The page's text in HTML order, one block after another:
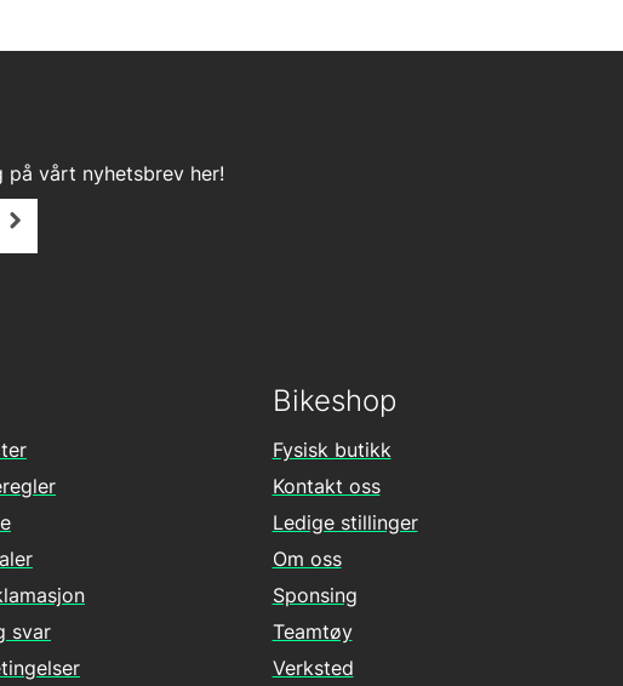
vårt nyhetsbrev her!
svar
Bikeshop
Fysisk butikk
Kontakt oss
Ledige stillinger
Om oss
Sponsing
Teamtøy
Verksted